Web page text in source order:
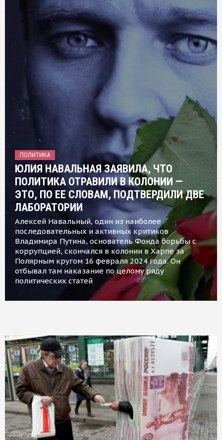
ПОЛИТИКА
ЮЛИЯ НАВАЛЬНАЯ ЗАЯВИЛА, ЧТО
ПОЛИТИКА ОТРАВИЛИ В КОЛОНИИ —
ЭТО, ПО ЕЕ СЛОВАМ, ПОДТВЕРДИЛИ ДВЕ
ЛАБОРАТОРИИ
Алексей Навальный, один из наиболее
последовательных и активных критиков
Владимира Путина, основатель Фонда борьбы с
коррупцией, скончался в колонии в Харпе за
Полярным кругом 16 февраля 2024 года. Он
отбывал там наказание по целому ряду
политических статей